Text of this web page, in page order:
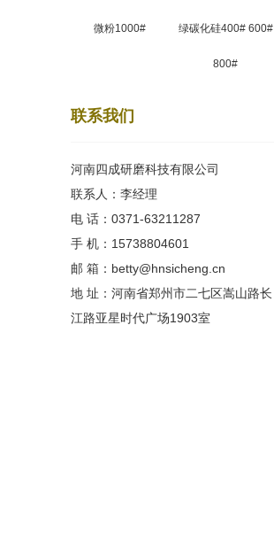
微粉1000# 绿碳化硅400# 600#
800#
联系我们
河南四成研磨科技有限公司
联系人：李经理
电 话：0371-63211287
手 机：15738804601
邮 箱：betty@hnsicheng.cn
地 址：河南省郑州市二七区嵩山路长
江路亚星时代广场1903室